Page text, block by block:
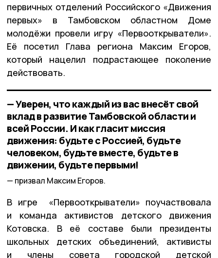
первичных отделений Российского «Движения
первых» в Тамбовском областном Доме
молодёжи провели игру «Первооткрыватели».
Её посетил Глава региона Максим Егоров,
который нацелил подрастающее поколение
действовать.
— Уверен, что каждый из вас внесёт свой
вклад в развитие Тамбовской области и
всей России. И как гласит миссия
движения: будьте с Россией, будьте
человеком, будьте вместе, будьте в
движении, будьте первыми!
призвал Максим Егоров.
В игре «Первооткрыватели» поучаствовала
и команда активистов детского движения
Котовска. В её составе были президенты
школьных детских объединений, активисты
и члены совета городской детской